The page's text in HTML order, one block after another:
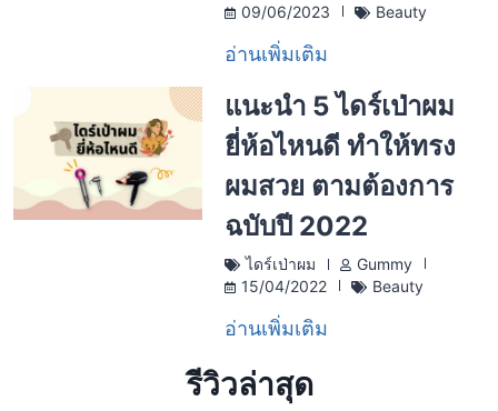
09/06/2023
Beauty
อ่านเพิ่มเติม
แนะนำ 5 ไดร์เป่าผม
ยี่ห้อไหนดี ทำให้ทรง
ผมสวย ตามต้องการ
ฉบับปี 2022
ไดร์เป่าผม
Gummy
15/04/2022
Beauty
อ่านเพิ่มเติม
รีวิวล่าสุด